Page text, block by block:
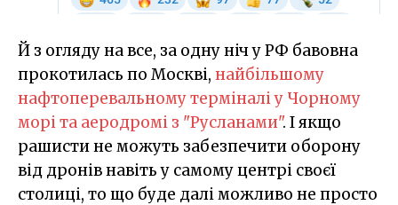
Й з огляду на все, за одну ніч у РФ бавовна
прокотилась по Москві, найбільшому
нафтоперевальному терміналі у Чорному
морі та аеродромі з "Русланами". І якщо
рашисти не можуть забезпечити оборону
від дронів навіть у самому центрі своєї
столиці, то що буде далі можливо не просто